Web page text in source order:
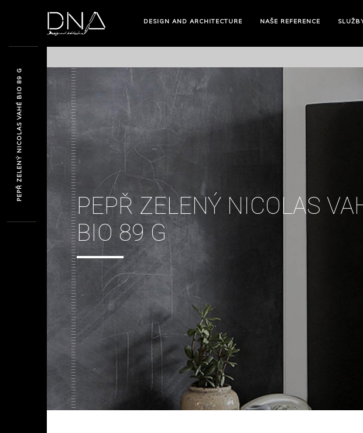
DESIGN AND ARCHITECTURE NAŠE REFERENCE
PEPŘ ZELENÝ NICOLAS
BIO 89 G
PEPŘ ZELENÝ NICOLAS VAHÉ BIO 89 G